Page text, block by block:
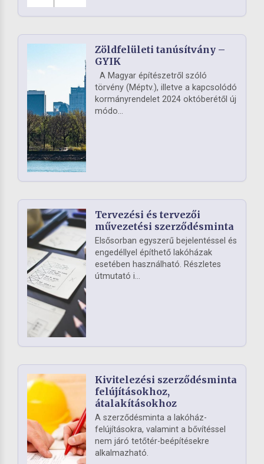
Zöldfelületi tanúsítvány –
GYIK
A Magyar építészetről szóló
törvény (Méptv.), illetve a kapcsolódó
kormányrendelet 2024 októberétől új
módo...
Tervezési és tervezői
művezetési szerződésminta
Elsősorban egyszerű bejelentéssel és
engedéllyel építhető lakóházak
esetében használható. Részletes
útmutató i...
Kivitelezési szerződésminta
felújításokhoz,
átalakításokhoz
A szerződésminta a lakóház-
felújításokra, valamint a bővítéssel
nem járó tetőtér-beépítésekre
alkalmazható.